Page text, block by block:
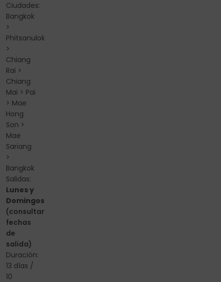
Ciudades:
Bangkok
>
Phitsanulok
>
Chiang
Rai >
Chiang
Mai > Pai
> Mae
Hong
Son >
Mae
Sariang
>
Bangkok
Salidas:
Lunes y
Domingos
(consultar
fechas
de
salida)
Duración:
13 días /
10